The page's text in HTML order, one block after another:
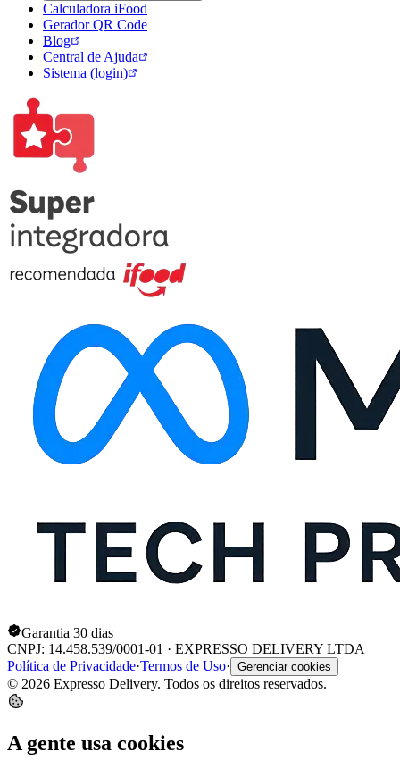
Calculadora iFood
Gerador QR Code
Blog
Central de Ajuda
Sistema (login)
Garantia 30 dias
CNPJ: 14.458.539/0001-01 · EXPRESSO DELIVERY LTDA
Política de Privacidade·Termos de Uso· Gerenciar cookies
© 2026 Expresso Delivery. Todos os direitos reservados.
A gente usa cookies